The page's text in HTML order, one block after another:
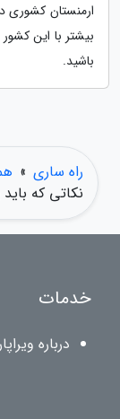
ارمنستان کشوری
بیشتر با این کشور
باشید.
راه ساری »
نکاتی که
خدمات
درباره